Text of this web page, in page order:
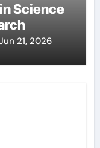
Science
21, 2026